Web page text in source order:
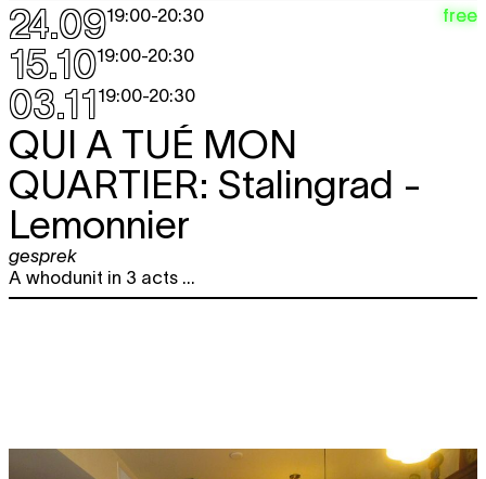
24.0919:00-20:30
15.1019:00-20:30
03.1119:00-20:30
free
QUI A TUÉ MON
QUARTIER: Stalingrad -
Lemonnier
gesprek
A whodunit in 3 acts ...